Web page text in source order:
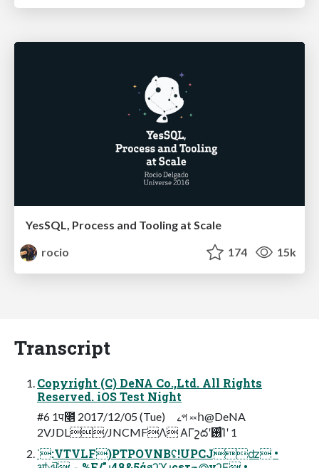
YesSQL, Process and Tooling at Scale
rocio
174 15k
Transcript
Copyright (C) DeNA Co.,Ltd. All Rights
Reserved. iOS Test Night
#6 1प೥ 2017/12/05 (Tue) ࡉপ ༞հ@DeNA
2VJDL/JNCMFΛ ΑΓշదʹ࢖͏ͨΊʹ 1
˙:VTVLF)PTPOVNBʢ!UPCJʣ •